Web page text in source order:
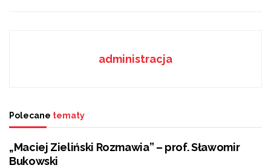
administracja
Polecane tematy
„Maciej Zieliński Rozmawia” – prof. Sławomir
Bukowski